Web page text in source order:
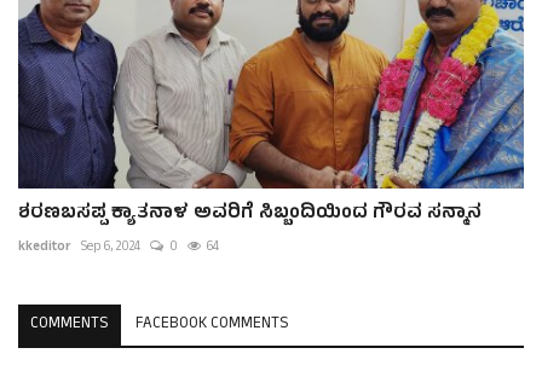
ಶರಣಬಸಪ್ಪ ಕ್ಯಾತನಾಳ ಅವರಿಗೆ ಸಿಬ್ಬಂದಿಯಿಂದ ಗೌರವ ಸನ್ಮಾನ
kkeditor Sep 6, 2024 0 64
COMMENTS FACEBOOK COMMENTS